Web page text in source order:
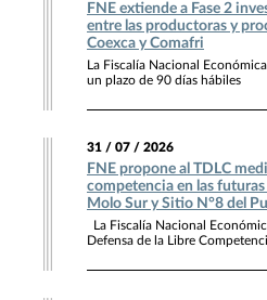
FNE extiende a Fase 2
entre las productoras y
Coexca y Comafri
La Fiscalía Nacional
un plazo de 90 días hábiles
31 / 07 / 2026
FNE propone al TDLC
competencia en las
Molo Sur y Sitio N°8 del
La Fiscalía Nacional
Defensa de la Libre